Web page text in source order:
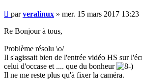
Message
parveralinux » mer. 15 mars 2017 13:23
Re Bonjour à tous,
Problème résolu \o/
Il s'agissait bien de l'entrée vidéo HS sur
celui d'occase et .... que du bonheur
Il ne me reste plus qu'à fixer la caméra.